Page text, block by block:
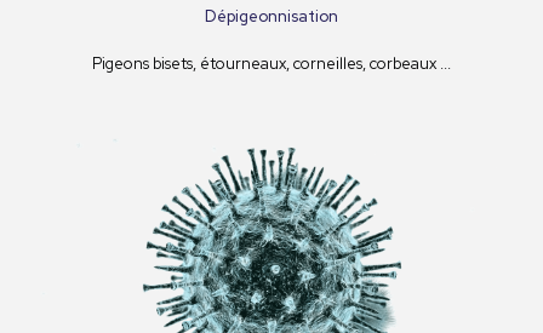
Dépigeonnisation
Pigeons bisets, étourneaux, corneilles, corbeaux ...